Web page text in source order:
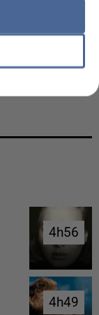
4h56
4h56
4h49
4h49